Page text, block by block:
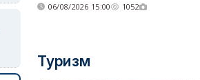
06/08/2026 15:00 1052
Туризм